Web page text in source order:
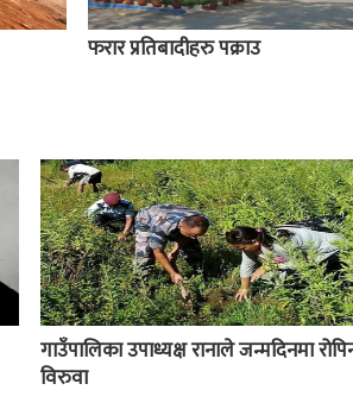
फरार प्रतिबादीहरु पक्राउ
गाउँपालिका उपाध्यक्ष रानाले जन्मदिनमा
विरुवा